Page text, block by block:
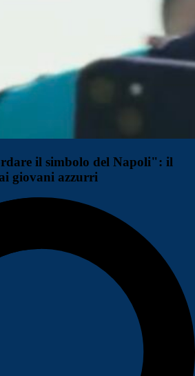
il simbolo del Napoli": il
giovani azzurri